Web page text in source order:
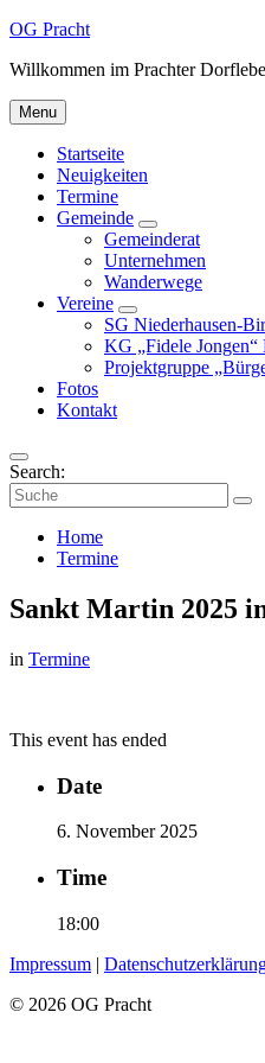
Skip
content
Skip
main
Skip
footer
OG Pracht
Willkommen im Prachter
Menu
Startseite
Neuigkeiten
Termine
Gemeinde
Gemeinderat
Unternehmen
Wanderwege
Vereine
SG Niederhausen-
KG „Fidele Jongen“
Projektgruppe
Fotos
Kontakt
Search:
search
Home
Termine
Sankt Martin 2025
in Termine
This event has ended
Date
6. November 2025
Time
18:00
Impressum |
© 2026 OG Pracht